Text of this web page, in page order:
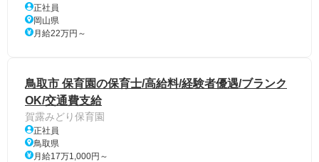
正社員
岡山県
月給22万円～
鳥取市 保育園の保育士/高給料/経験者優遇/ブランク
OK/交通費支給
賀露みどり保育園
正社員
鳥取県
月給17万1,000円～